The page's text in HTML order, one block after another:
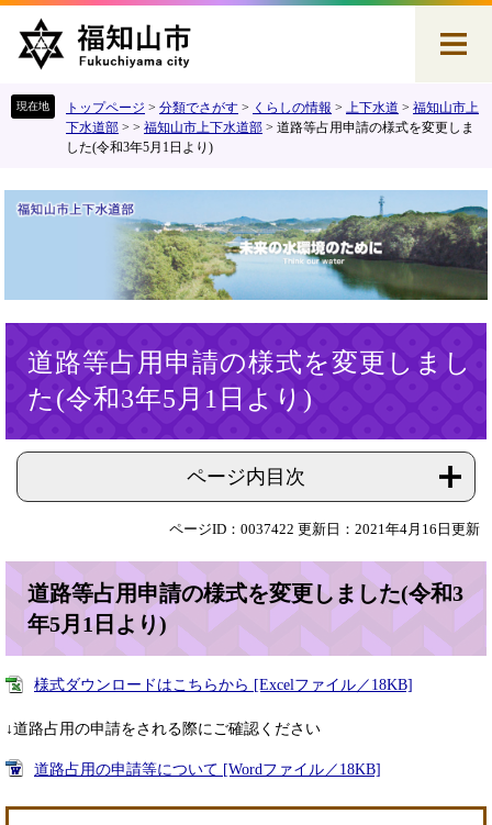
トップページ > 分類でさがす > くらしの情報 > 上下水道 > 福知山市上
下水道部 > > 福知山市上下水道部 > 道路等占用申請の様式を変更しま
した(令和3年5月1日より)
道路等占用申請の様式を変更しまし
た(令和3年5月1日より)
ページ内目次
ページID：0037422 更新日：2021年4月16日更新
道路等占用申請の様式を変更しました(令和3
年5月1日より)
様式ダウンロードはこちらから [Excelファイル／18KB]
↓道路占用の申請をされる際にご確認ください
道路占用の申請等について [Wordファイル／18KB]